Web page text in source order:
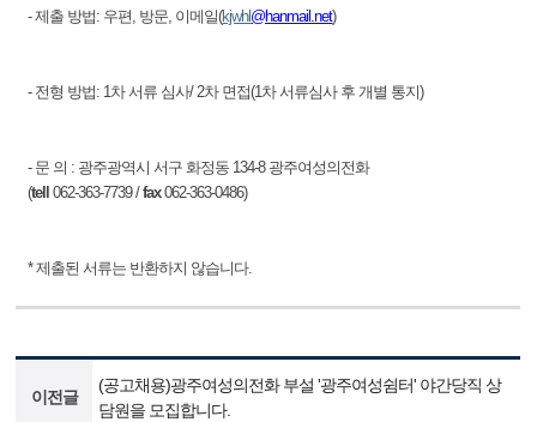
- 제출 방법: 우편, 방문, 이메일(kjwhl@hanmail.net)
- 전형 방법: 1차 서류 심사/ 2차 면접(1차 서류심사 후 개별 통지)
- 문 의 : 광주광역시 서구 화정동 134-8 광주여성의전화
(tell 062-363-7739 /fax062-363-0486)
* 제출된 서류는 반환하지 않습니다.
이전글
(공고채용)광주여성의전화 부설 '광주여성쉼터' 야간당직 상
담원을 모집합니다.